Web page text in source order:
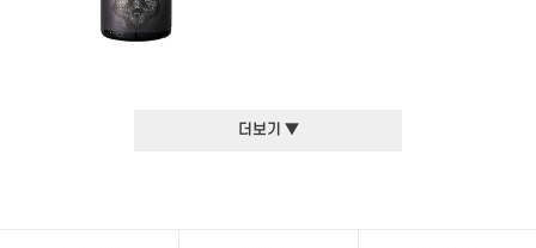
더보기 ▼